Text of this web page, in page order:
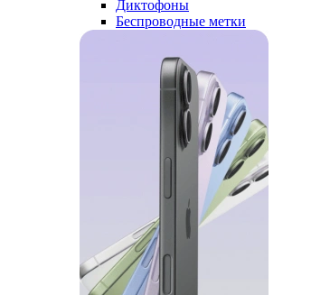
Диктофоны
Беспроводные метки